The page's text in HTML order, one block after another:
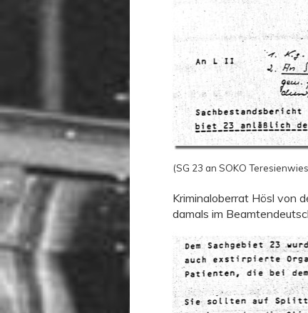
(SG 23 an SOKO
Kriminaloberrat Hösl von
damals im